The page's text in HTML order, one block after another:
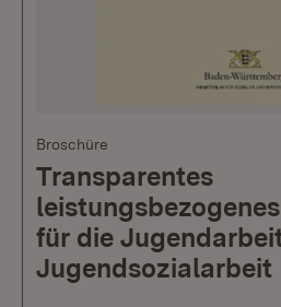
Broschüre
Transparentes
für die
Jugendsozialarbeit